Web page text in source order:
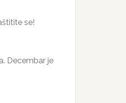
se!
Decembar je